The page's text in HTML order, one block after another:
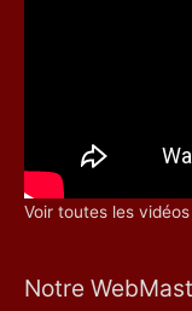
Voir toutes les
Notre